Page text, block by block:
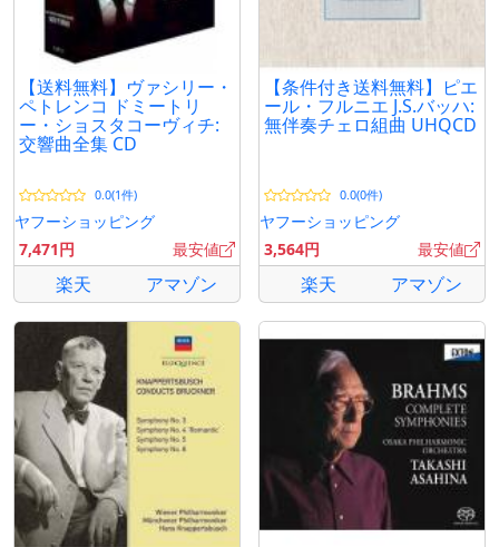
【送料無料】ヴァシリー・
ペトレンコ ドミートリ
ー・ショスタコーヴィチ:
交響曲全集 CD
0.0(1件)
ヤフーショッピング
7,471円
最安値
楽天 アマゾン
【条件付き送料無料】ピエ
ール・フルニエ J.S.バッハ:
無伴奏チェロ組曲 UHQCD
0.0(0件)
ヤフーショッピング
3,564円
最安値
楽天 アマゾン